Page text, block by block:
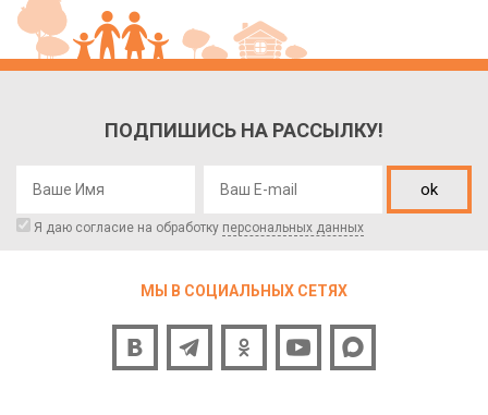
ПОДПИШИСЬ НА РАССЫЛКУ!
ok
Я даю согласие на обработку персональных данных
МЫ В СОЦИАЛЬНЫХ СЕТЯХ